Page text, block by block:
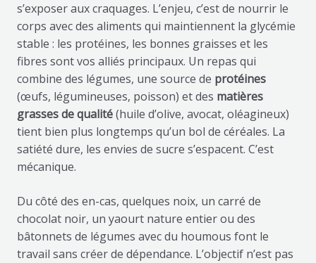
s’exposer aux craquages. L’enjeu, c’est de nourrir le
corps avec des aliments qui maintiennent la glycémie
stable : les protéines, les bonnes graisses et les
fibres sont vos alliés principaux. Un repas qui
combine des légumes, une source de protéines
(œufs, légumineuses, poisson) et des matières
grasses de qualité(huile d’olive, avocat, oléagineux)
tient bien plus longtemps qu’un bol de céréales. La
satiété dure, les envies de sucre s’espacent. C’est
mécanique.
Du côté des en-cas, quelques noix, un carré de
chocolat noir, un yaourt nature entier ou des
bâtonnets de légumes avec du houmous font le
travail sans créer de dépendance. L’objectif n’est pas